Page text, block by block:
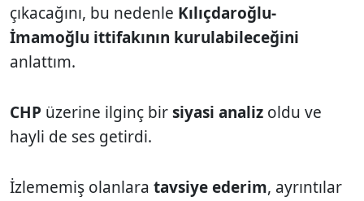
çıkacağını, bu nedenle Kılıçdaroğlu-
İmamoğlu ittifakının kurulabileceğini
anlattım.
CHP üzerine ilginç birsiyasi analiz oldu ve
hayli de ses getirdi.
İzlememiş olanlara tavsiye ederim, ayrıntılar